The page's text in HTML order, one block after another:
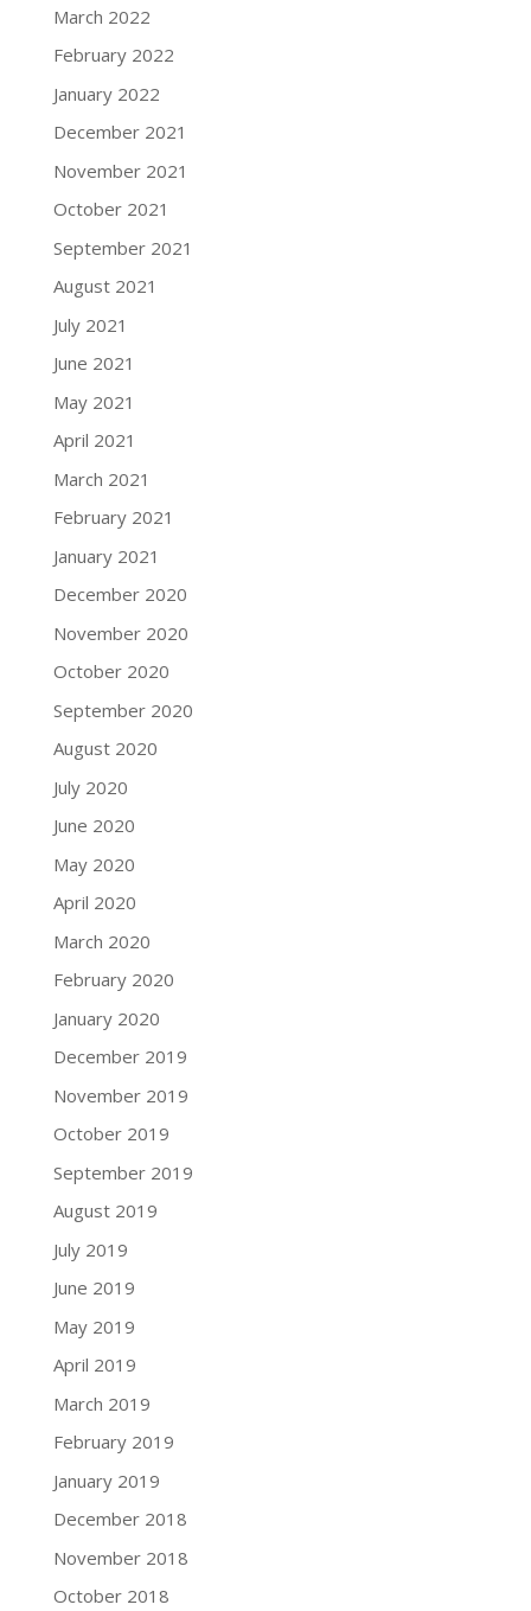
March 2022
February 2022
January 2022
December 2021
November 2021
October 2021
September 2021
August 2021
July 2021
June 2021
May 2021
April 2021
March 2021
February 2021
January 2021
December 2020
November 2020
October 2020
September 2020
August 2020
July 2020
June 2020
May 2020
April 2020
March 2020
February 2020
January 2020
December 2019
November 2019
October 2019
September 2019
August 2019
July 2019
June 2019
May 2019
April 2019
March 2019
February 2019
January 2019
December 2018
November 2018
October 2018